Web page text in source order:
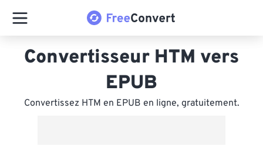
Convertisseur HTM vers
EPUB
Convertissez HTM en EPUB en ligne, gratuitement.